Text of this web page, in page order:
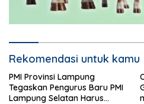
Rekomendasi untuk kamu
PMI Provinsi Lampung
Tegaskan Pengurus Baru PMI
Lampung Selatan Harus